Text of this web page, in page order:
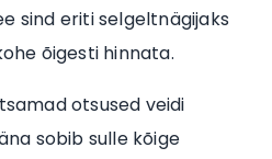
sind eriti selgeltnägijaks
õigesti hinnata.
otsused veidi
sobib sulle kõige